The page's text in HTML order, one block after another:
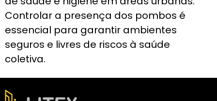
Controlar a presença dos pombos é
essencial para garantir ambientes
seguros e livres de riscos à saúde
coletiva.